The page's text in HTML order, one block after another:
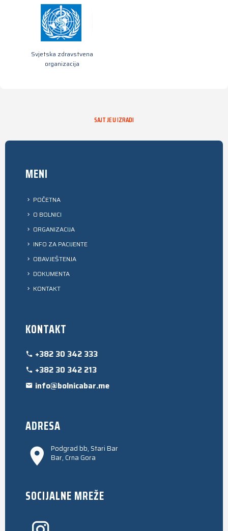
Svjetska zdravstvena
organizacija
SAJT JE U IZRADI
MENI
POČETNA
O BOLNICI
ORGANIZACIJA
INFO ZA PACIJENTE
OBAVJEŠTENJA
DOKUMENTA
KONTAKT
KONTAKT
+382 30 342 333
+382 30 342 213
info@bolnicabar.me
ADRESA
Podgrad bb, Stari Bar
Bar, Crna Gora
SOCIJALNE MREŽE